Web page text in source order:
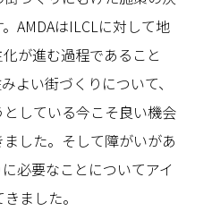
AMDAはILCLに対して地
が進む過程であること
よい街づくりについて、
している今こそ良い機会
した。そして障がいがあ
必要なことについてアイ
ました。